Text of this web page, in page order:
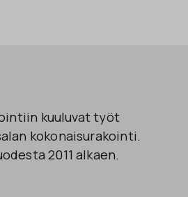
kuuluvat työt
kokonaisurakointi.
2011 alkaen.